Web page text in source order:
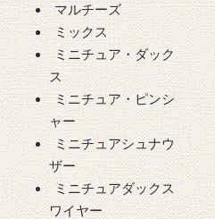
マルチーズ
ミックス
ミニチュア・ダック
ス
ミニチュア・ピンシ
ャー
ミニチュアシュナウ
ザー
ミニチュアダックス
ワイヤー